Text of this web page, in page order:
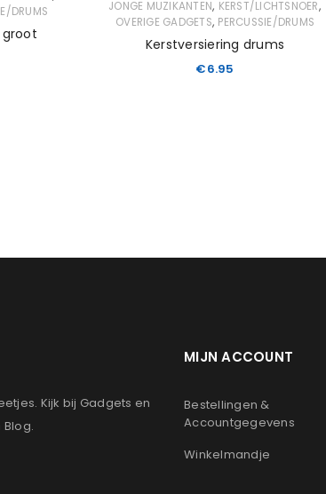
JE WACHTWOORD VERGETEN?
DRUMS
groot
JONGE MUZIKANTEN, KERST/LICHTSNOER,
OVERIGE GADGETS, PERCUSSIE/DRUMS
Kerstversiering drums
€6.95
Kijk bij Gadgets en
MIJN ACCOUNT
Bestellingen &
Accountgegevens
Winkelmandje